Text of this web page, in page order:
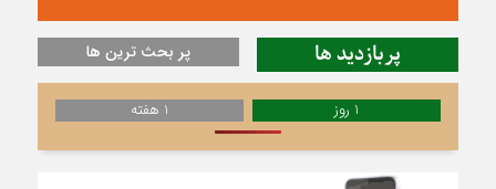
پربازدید ها پر بحث ترین ها
1 روز 1 هفته